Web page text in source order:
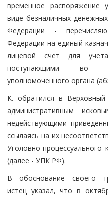
временное распоряжение
виде безналичных
Федерации -
Федерации на единый
лицевой счет для
поступающими во
уполномоченного органа
К. обратился в
административным
недействующими
ссылаясь на их
Уголовно-процессуального
(далее - УПК РФ).
В обоснование своего
истец указал, что в